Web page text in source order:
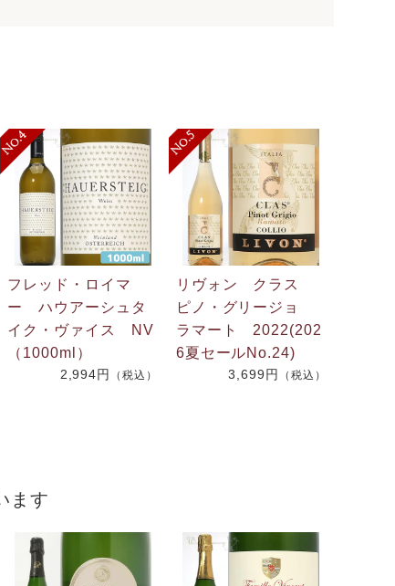
フレッド・ロイマ
ー ハウアーシュタ
イク・ヴァイス NV
（1000ml）
2,994円 （税込）
リヴォン クラス
ピノ・グリージョ
ラマート 2022(202
6夏セールNo.24)
3,699円 （税込）
ます